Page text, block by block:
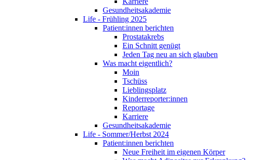
Gesundheitsakademie
Life - Frühling 2025
Patient:innen berichten
Prostatakrebs
Ein Schnitt genügt
Jeden Tag neu an sich glauben
Was macht eigentlich?
Moin
Tschüss
Lieblingsplatz
Kinderreporter:innen
Reportage
Karriere
Gesundheitsakademie
Life - Sommer/Herbst 2024
Patient:innen berichten
Neue Freiheit im eigenen Körper